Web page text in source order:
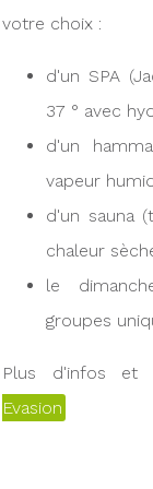
votre choix :
d'un SPA
37 ° avec
d'un
vapeur
d'un sauna
chaleur
le
groupes
Plus d'infos et
Evasion